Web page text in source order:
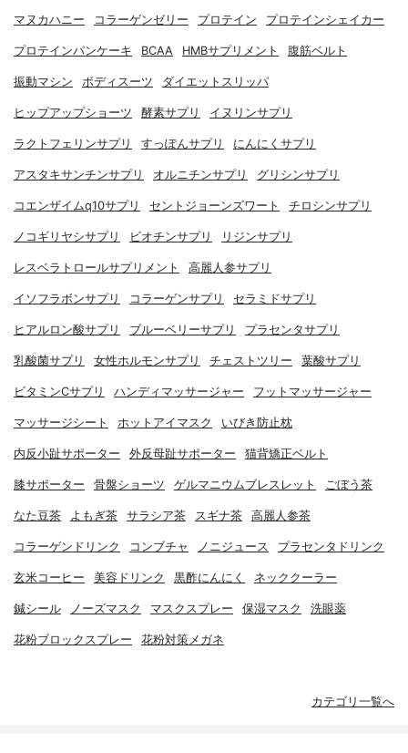
マヌカハニー コラーゲンゼリー プロテイン プロテインシェイカー
プロテインパンケーキ BCAA HMBサプリメント 腹筋ベルト
振動マシン ボディスーツ ダイエットスリッパ
ヒップアップショーツ 酵素サプリ イヌリンサプリ
ラクトフェリンサプリ すっぽんサプリ にんにくサプリ
アスタキサンチンサプリ オルニチンサプリ グリシンサプリ
コエンザイムq10サプリ セントジョーンズワート チロシンサプリ
ノコギリヤシサプリ ビオチンサプリ リジンサプリ
レスベラトロールサプリメント 高麗人参サプリ
イソフラボンサプリ コラーゲンサプリ セラミドサプリ
ヒアルロン酸サプリ ブルーベリーサプリ プラセンタサプリ
乳酸菌サプリ 女性ホルモンサプリ チェストツリー 葉酸サプリ
ビタミンCサプリ ハンディマッサージャー フットマッサージャー
マッサージシート ホットアイマスク いびき防止枕
内反小趾サポーター 外反母趾サポーター 猫背矯正ベルト
膝サポーター 骨盤ショーツ ゲルマニウムブレスレット ごぼう茶
なた豆茶 よもぎ茶 サラシア茶 スギナ茶 高麗人参茶
コラーゲンドリンク コンブチャ ノニジュース プラセンタドリンク
玄米コーヒー 美容ドリンク 黒酢にんにく ネッククーラー
鍼シール ノーズマスク マスクスプレー 保湿マスク 洗眼薬
花粉ブロックスプレー 花粉対策メガネ
カテゴリ一覧へ